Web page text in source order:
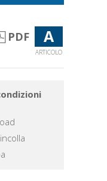
PDF A
ARTICOLO